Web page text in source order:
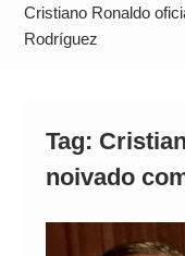
Operação Ágio:
suspeitos e mira
Cristiano Ronaldo
Rodríguez
Tag:
noivado